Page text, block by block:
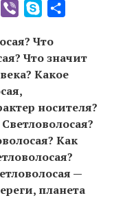
WhatsApp
Viber Skype
Что
Что значит
Какое
носителя?
Как
—
планета